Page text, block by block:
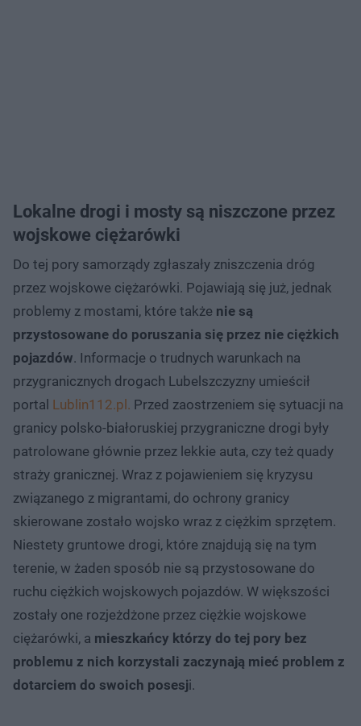
Lokalne drogi i mosty są niszczone przez
wojskowe ciężarówki
Do tej pory samorządy zgłaszały zniszczenia dróg
przez wojskowe ciężarówki. Pojawiają się już, jednak
problemy z mostami, które także nie są
przystosowane do poruszania się przez nie ciężkich
pojazdów. Informacje o trudnych warunkach na
przygranicznych drogach Lubelszczyzny umieścił
portal Lublin112.pl. Przed zaostrzeniem się sytuacji na
granicy polsko-białoruskiej przygraniczne drogi były
patrolowane głównie przez lekkie auta, czy też quady
straży granicznej. Wraz z pojawieniem się kryzysu
związanego z migrantami, do ochrony granicy
skierowane zostało wojsko wraz z ciężkim sprzętem.
Niestety gruntowe drogi, które znajdują się na tym
terenie, w żaden sposób nie są przystosowane do
ruchu ciężkich wojskowych pojazdów. W większości
zostały one rozjeżdżone przez ciężkie wojskowe
ciężarówki, a mieszkańcy którzy do tej pory bez
problemu z nich korzystali zaczynają mieć problem z
dotarciem do swoich posesji.